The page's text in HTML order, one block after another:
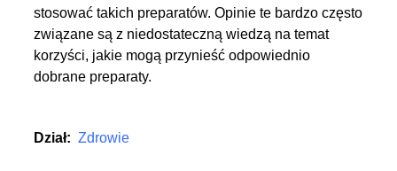
stosować takich preparatów. Opinie te bardzo często
związane są z niedostateczną wiedzą na temat
korzyści, jakie mogą przynieść odpowiednio
dobrane preparaty.
Dział: Zdrowie